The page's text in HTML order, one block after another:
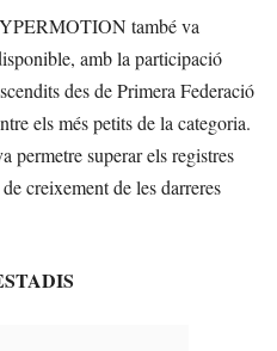
també va
amb la participació
des de Primera Federació
els més petits de la categoria.
permetre superar els registres
creixement de les darreres